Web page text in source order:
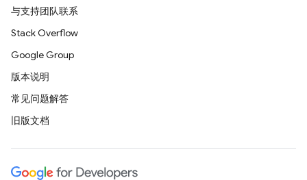
与支持团队联系
Stack Overflow
Google Group
版本说明
常见问题解答
旧版文档